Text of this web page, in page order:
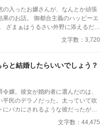
の入ったお嬢さんが、なんとか頑張
主義のハッピーエ
稿しています。
文字数：3,720
らと結婚したらいいでしょう？
嬢。彼女が婚約者に選んだのは、
民のデラノだった。太っていて吹
にバカにされるような彼だったが、
し、彼を変えようと決意する。 エ
見違えるほど格好良く変身し、学
文字数：44,475